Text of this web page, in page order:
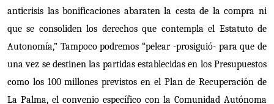
anticrisis las bonificaciones abaraten la cesta de la compra ni
que se consoliden los derechos que contempla el Estatuto de
Autonomía,” Tampoco podremos “pelear -prosiguió- para que de
una vez se destinen las partidas establecidas en los Presupuestos
como los 100 millones previstos en el Plan de Recuperación de
La Palma, el convenio específico con la Comunidad Autónoma